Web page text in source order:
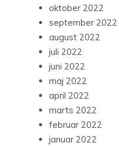
oktober 2022
september 2022
august 2022
juli 2022
juni 2022
maj 2022
april 2022
marts 2022
februar 2022
januar 2022